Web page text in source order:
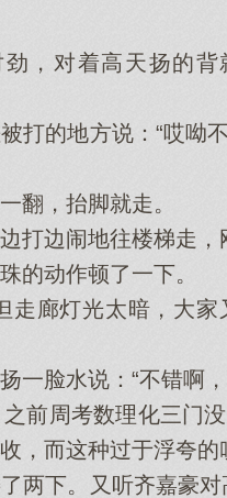
对着高天扬的背
的地方说：“哎呦
，抬脚就走。
边闹地往楼梯走，
动作顿了一下。
廊灯光太暗，大家
脸水说：“不错啊，
周考数理化三门没
，而这种过于浮夸的
下。又听齐嘉豪对